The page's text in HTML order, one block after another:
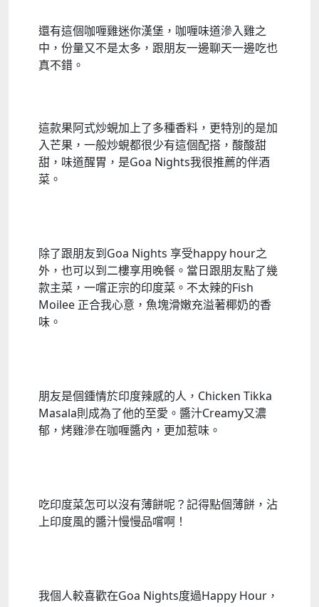
還有這個咖喱雞迷你漢堡，咖喱味道滲入雞之
中，份量又不是太多，跟朋友一邊聊天一邊吃也
真不錯。
這款果阿式炒蜆加上了多種香料，更特別的是加
入芒果，一般炒蜆都很少有這個配搭，酸酸甜
甜，味道醒胃，是Goa Nights我很推薦的伴酒
菜。
除了跟朋友到Goa Nights 享受happy hour之
外，也可以到二樓享用晚餐。當日跟朋友點了幾
款主菜，一嚐正宗的印度菜。不太辣的Fish
Moilee 正合我心意，魚塊滑嫩充溢著椰奶的香
味。
朋友是個鍾情於印度辣感的人，Chicken Tikka
Masala則成為了他的至愛。醬汁Creamy又濃
郁，烤雞滲在咖喱醬內，更加惹味。
吃印度菜怎可以沒有薄餅呢？記得點個薄餅，沾
上印度風的醬汁慢慢品嚐啊！
我個人較喜歡在Goa Nights度過Happy Hour，